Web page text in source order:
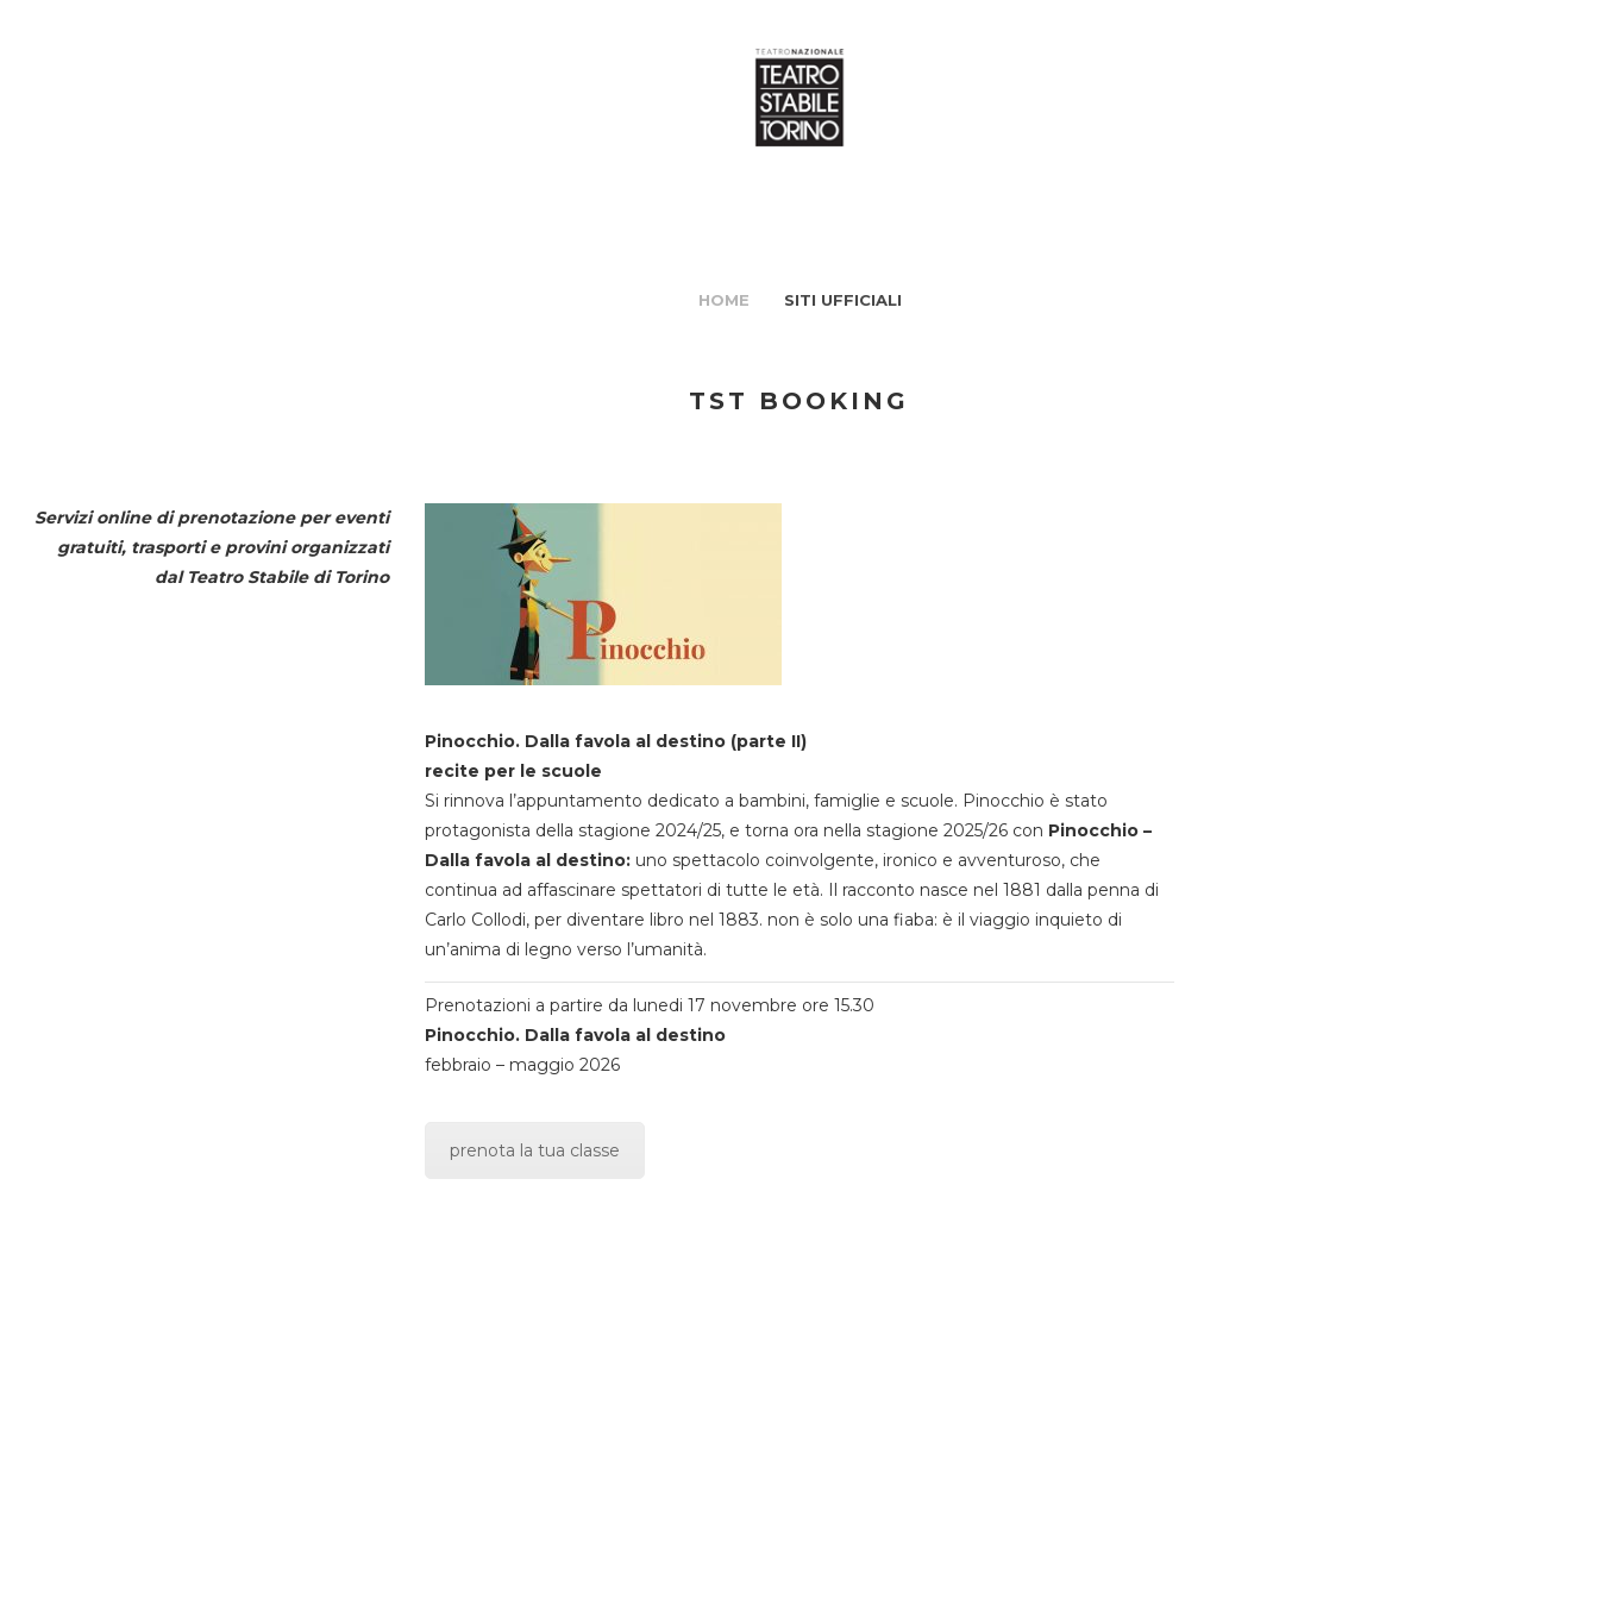
HOME SITI UFFICIALI
TST BOOKING
Servizi online di prenotazione per eventi
gratuiti, trasporti e provini organizzati
dal Teatro Stabile di Torino
Pinocchio. Dalla favola al destino (parte II)
recite per le scuole
Si rinnova l’appuntamento dedicato a bambini, famiglie e scuole. Pinocchio è stato
protagonista della stagione 2024/25, e torna ora nella stagione 2025/26 con Pinocchio –
Dalla favola al destino:uno spettacolo coinvolgente, ironico e avventuroso, che
continua ad affascinare spettatori di tutte le età. Il racconto nasce nel 1881 dalla penna di
Carlo Collodi, per diventare libro nel 1883. non è solo una fiaba: è il viaggio inquieto di
un’anima di legno verso l’umanità.
Prenotazioni a partire da lunedi 17 novembre ore 15.30
Pinocchio. Dalla favola al destino
febbraio – maggio 2026
prenota la tua classe